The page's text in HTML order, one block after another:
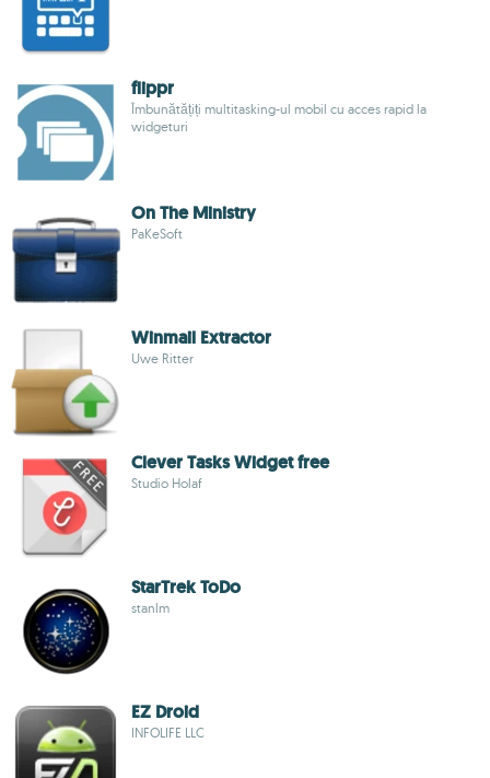
flippr
Îmbunătățiți multitasking-ul mobil cu acces rapid la
widgeturi
On The Ministry
PaKeSoft
Winmail Extractor
Uwe Ritter
Clever Tasks Widget free
Studio Holaf
StarTrek ToDo
stanlm
EZ Droid
INFOLIFE LLC